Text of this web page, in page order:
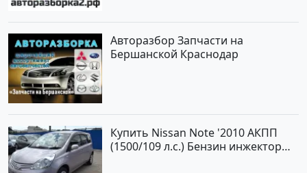
Авторазбор Запчасти на
Бершанской Краснодар
Купить Nissan Note '2010 АКПП
(1500/109 л.с.) Бензин инжектор